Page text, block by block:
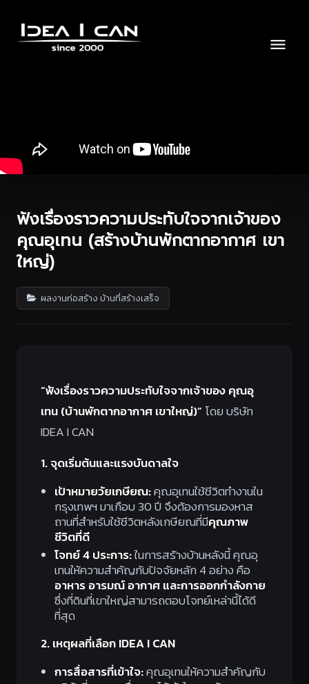
ฟังเรื่องราวความประทับใจจากเจ้าของ
คุณอุเทน (สร้างบ้านพักตากอากาศ เขา
ใหญ่)
ผลงานก่อสร้าง บ้านที่สร้างเสร็จ
“ฟังเรื่องราวความประทับใจจากเจ้าของ คุณอุ
เทน (บ้านพักตากอากาศ เขาใหญ่)” โดย บริษัท
IDEA I CAN
1. จุดเริ่มต้นและแรงบันดาลใจ
เป้าหมายวัยเกษียณ:คุณอุเทนใช้ชีวิตทำงานใน
กรุงเทพฯ มาเกือบ 30 ปี จึงต้องการมองหาส
ถานที่สำหรับใช้ชีวิตหลังเกษียณที่มีคุณภาพ
ชีวิตที่ดี
โจทย์ 4 ประการ:ในการสร้างบ้านหลังนี้ คุณอุ
เทนให้ความสำคัญกับปัจจัยหลัก 4 อย่าง คือ
อาหาร อารมณ์ อากาศ และการออกกำลังกาย
ซึ่งที่ดินที่เขาใหญ่สามารถตอบโจทย์เหล่านี้ได้ดี
ที่สุด
2. เหตุผลที่เลือก IDEA I CAN
การสื่อสารที่เข้าใจ:คุณอุเทนให้ความสำคัญกับ